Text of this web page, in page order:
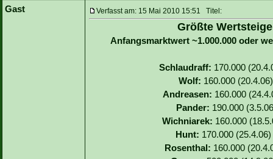
Gast
Verfasst am: 15 Mai 2010 15:51 Titel:
Größte
Anfangsmarktwert ~1.000.000 oder
Schlaudraff: 170.000
Wolf: 160.000
Andreasen: 160.000
Pander: 190.000
Wichniarek: 160.000
Hunt: 170.000
Rosenthal: 160.000